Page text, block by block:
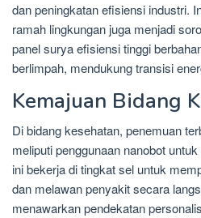
dan peningkatan efisiensi industri.
ramah lingkungan juga menjadi
panel surya efisiensi tinggi
berlimpah, mendukung transisi
Kemajuan Bidang
Di bidang kesehatan, penemuan
meliputi penggunaan nanobot
ini bekerja di tingkat sel untuk
dan melawan penyakit secara
menawarkan pendekatan